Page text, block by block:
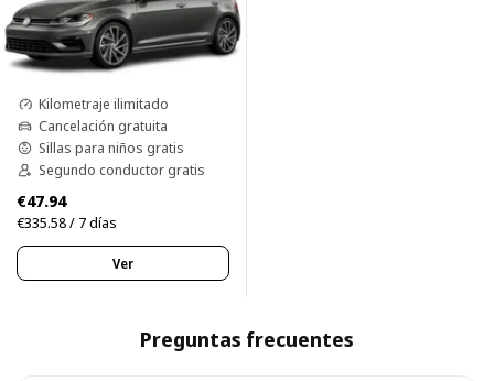
Kilometraje ilimitado
Cancelación gratuita
Sillas para niños gratis
Segundo conductor gratis
€47.94
€335.58 / 7 días
Ver
Preguntas frecuentes